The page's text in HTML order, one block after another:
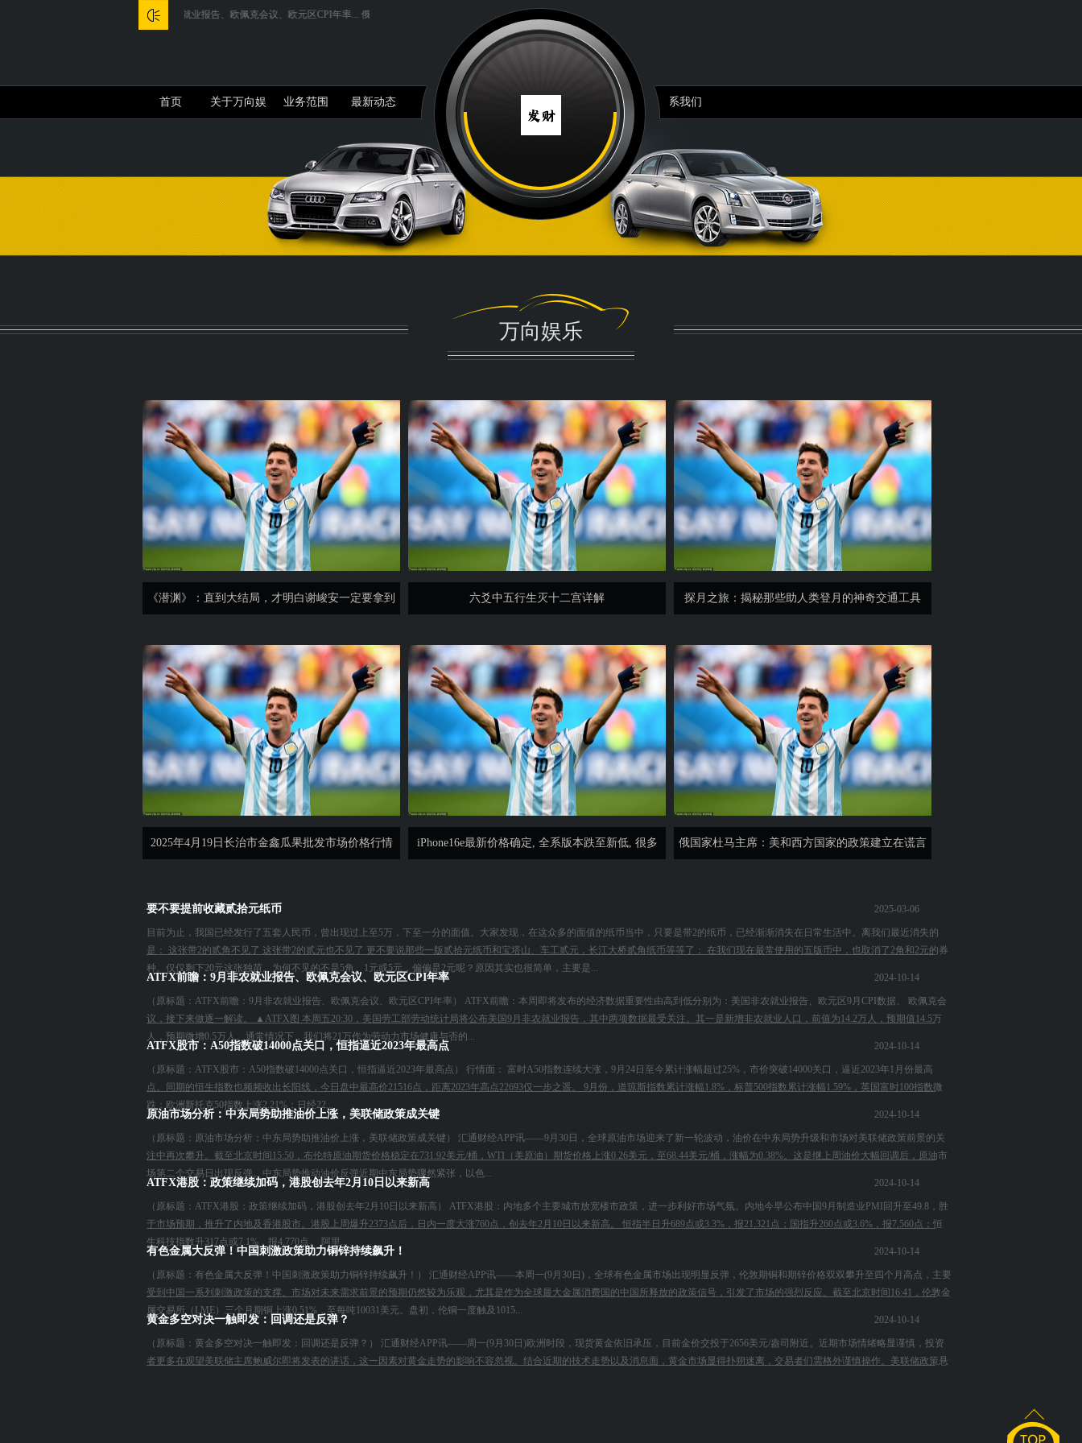
ATFX前瞻：9月非农就业报告、欧佩克会议、欧元区CPI年率... 俄国家杜马主席：美和西方国家的政策建立在谎言之上... 六爻中五行生灭十二宫详解...
首页 关于万向娱 业务范围 最新动态 联系我们
万向娱乐
《潜渊》：直到大结局，才明白谢峻安一定要拿到 六爻中五行生灭十二宫详解 探月之旅：揭秘那些助人类登月的神奇交通工具
2025年4月19日长治市金鑫瓜果批发市场价格行情 iPhone16e最新价格确定, 全系版本跌至新低, 很多 俄国家杜马主席：美和西方国家的政策建立在谎言
2025-03-06
要不要提前收藏贰拾元纸币
目前为止，我国已经发行了五套人民币，曾出现过上至5万，下至一分的面值。大家发现，在这众多的面值的纸币当中，只要是带2的纸币，已经渐渐消失在日常生活中。离我们最近消失的
是： 这张带2的贰角不见了 这张带2的贰元也不见了 更不要说那些一版贰拾元纸币和宝塔山、车工贰元，长江大桥贰角纸币等等了： 在我们现在最常使用的五版币中，也取消了2角和2元的券
种。仅仅剩下20元这张独苗。为何不见的不是5角、1元或5元，偏偏是2元呢？原因其实也很简单，主要是...
2024-10-14
ATFX前瞻：9月非农就业报告、欧佩克会议、欧元区CPI年率
（原标题：ATFX前瞻：9月非农就业报告、欧佩克会议、欧元区CPI年率） ATFX前瞻：本周即将发布的经济数据重要性由高到低分别为：美国非农就业报告、欧元区9月CPI数据、 欧佩克会
议，接下来做逐一解读。 ▲ATFX图 本周五20:30，美国劳工部劳动统计局将公布美国9月非农就业报告，其中两项数据最受关注。其一是新增非农就业人口，前值为14.2万人，预期值14.5万
人，预期微增0.5万人。通常情况下，我们将21万作为劳动力市场健康与否的...
2024-10-14
ATFX股市：A50指数破14000点关口，恒指逼近2023年最高点
（原标题：ATFX股市：A50指数破14000点关口，恒指逼近2023年最高点） 行情面： 富时A50指数连续大涨，9月24日至今累计涨幅超过25%，市价突破14000关口，逼近2023年1月份最高
点。同期的恒生指数也频频收出长阳线，今日盘中最高价21516点，距离2023年高点22693仅一步之遥。 9月份，道琼斯指数累计涨幅1.8%，标普500指数累计涨幅1.59%，英国富时100指数微
跌；欧洲斯托克50指数上涨2.21%；日经22...
2024-10-14
原油市场分析：中东局势助推油价上涨，美联储政策成关键
（原标题：原油市场分析：中东局势助推油价上涨，美联储政策成关键） 汇通财经APP讯——9月30日，全球原油市场迎来了新一轮波动，油价在中东局势升级和市场对美联储政策前景的关
注中再次攀升。截至北京时间15:50，布伦特原油期货价格稳定在731.92美元/桶，WTI（美原油）期货价格上涨0.26美元，至68.44美元/桶，涨幅为0.38%。这是继上周油价大幅回调后，原油市
场第二个交易日出现反弹。中东局势推动油价反弹近期中东局势骤然紧张，以色...
2024-10-14
ATFX港股：政策继续加码，港股创去年2月10日以来新高
（原标题：ATFX港股：政策继续加码，港股创去年2月10日以来新高） ATFX港股：内地多个主要城市放宽楼市政策，进一步利好市场气氛。内地今早公布中国9月制造业PMI回升至49.8，胜
于市场预期，推升了内地及香港股市。港股上周爆升2373点后，日内一度大涨760点，创去年2月10日以来新高。 恒指半日升689点或3.3%，报21,321点；国指升260点或3.6%，报7,560点；恒
生科技指数升317点或7.1%，报4,770点。 阿里...
2024-10-14
有色金属大反弹！中国刺激政策助力铜锌持续飙升！
（原标题：有色金属大反弹！中国刺激政策助力铜锌持续飙升！） 汇通财经APP讯——本周一(9月30日)，全球有色金属市场出现明显反弹，伦敦期铜和期锌价格双双攀升至四个月高点，主要
受到中国一系列刺激政策的支撑。市场对未来需求前景的预期仍然较为乐观，尤其是作为全球最大金属消费国的中国所释放的政策信号，引发了市场的强烈反应。截至北京时间16:41，伦敦金
属交易所（LME）三个月期铜上涨0.51%，至每吨10031美元。盘初，伦铜一度触及1015...
2024-10-14
黄金多空对决一触即发：回调还是反弹？
（原标题：黄金多空对决一触即发：回调还是反弹？） 汇通财经APP讯——周一(9月30日)欧洲时段，现货黄金依旧承压，目前金价交投于2656美元/盎司附近。近期市场情绪略显谨慎，投资
者更多在观望美联储主席鲍威尔即将发表的讲话，这一因素对黄金走势的影响不容忽视。结合近期的技术走势以及消息面，黄金市场显得扑朔迷离，交易者们需格外谨慎操作。美联储政策悬